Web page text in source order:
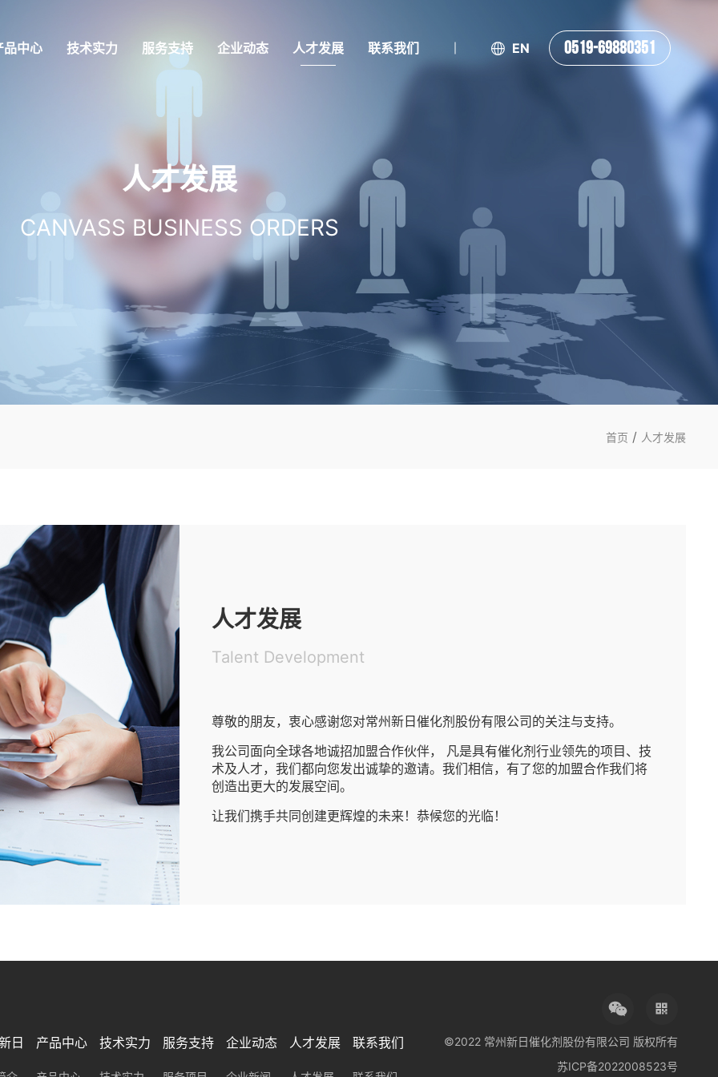
品中心 技术实力 服务支持 企业动态 人才发展 联系我们 EN 0519-69880351
人才发展
CANVASS BUSINESS ORDERS
首页 / 人才发展
人才发展
Talent Development
尊敬的朋友，衷心感谢您对常州新日催化剂股份有限公司的关注与支持。
我公司面向全球各地诚招加盟合作伙伴， 凡是具有催化剂行业领先的项目、技
术及人才，我们都向您发出诚挚的邀请。我们相信，有了您的加盟合作我们将
创造出更大的发展空间。
让我们携手共同创建更辉煌的未来！恭候您的光临！
日 产品中心 技术实力 服务支持 企业动态 人才发展 联系我们
©2022 常州新日催化剂股份有限公司 版权所有
苏ICP备2022008523号